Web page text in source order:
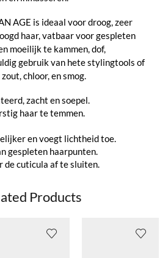
AGE is ideaal voor droog, zeer
haar, vatbaar voor gespleten
moeilijk te kammen, dof,
gebruik van hete stylingtools of
chloor, en smog.
zacht en soepel.
haar te temmen.
en voegt lichtheid toe.
gespleten haarpunten.
de cuticula af te sluiten.
Products